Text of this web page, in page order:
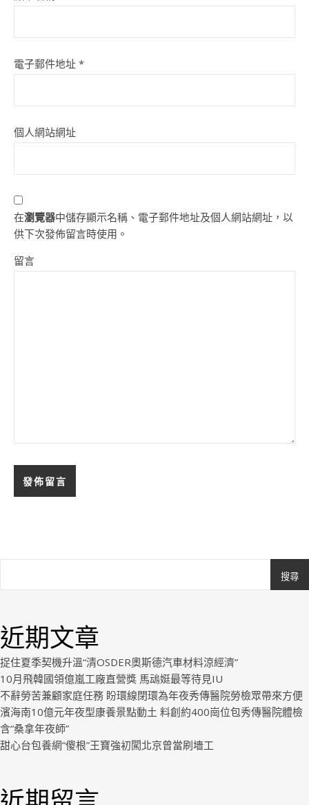
電子郵件地址 *
個人網站網址
在瀏覽器中儲存顯示名稱、電子郵件地址及個人網站網址，以
供下次發佈留言時使用。
留言
搜尋
近期文章
捉住夏季契機升溫“清OSDER奧斯德汽車材料涼經濟”
10月飛韓國領億嵐工廠直營獎 馬䲰娗最等待見IU
不辭勞苦兼顧家庭任務 盼環線閉環為年夜秀傳醫院勞檢眾帶來方便
濱海南10億元年夜型康養景點動土 料創約400崗位包秀傳醫院體檢
含“桑拿年夜師”
甜心台包養網“傻根”王寶強初闖北京曾當刷墻工
Royal.